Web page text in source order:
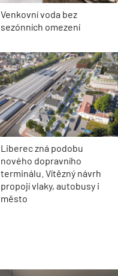
Venkovní voda bez
sezónních omezení
Liberec zná podobu
nového dopravního
terminálu. Vítězný návrh
propojí vlaky, autobusy i
město